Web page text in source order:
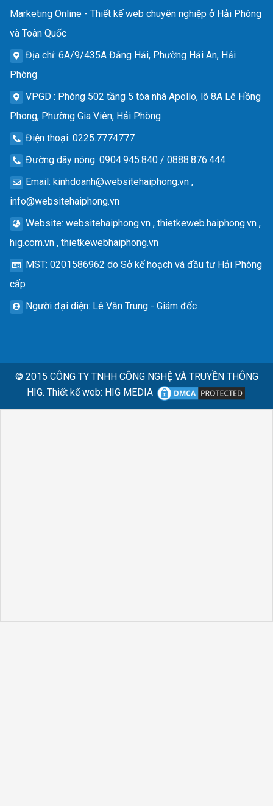
Marketing Online - Thiết kế web chuyên nghiệp ở Hải Phòng
và Toàn Quốc
Địa chỉ: 6A/9/435A Đằng Hải, Phường Hải An, Hải
Phòng
VPGD : Phòng 502 tầng 5 tòa nhà Apollo, lô 8A Lê Hồng
Phong, Phường Gia Viên, Hải Phòng
Điện thoại: 0225.7774777
Đường dây nóng: 0904.945.840 / 0888.876.444
Email: kinhdoanh@websitehaiphong.vn ,
info@websitehaiphong.vn
Website: websitehaiphong.vn , thietkeweb.haiphong.vn ,
hig.com.vn , thietkewebhaiphong.vn
MST: 0201586962 do Sở kế hoạch và đầu tư Hải Phòng
cấp
Người đại diện: Lê Văn Trung - Giám đốc
© 2015 CÔNG TY TNHH CÔNG NGHỆ VÀ TRUYỀN THÔNG
HIG. Thiết kế web: HIG MEDIA